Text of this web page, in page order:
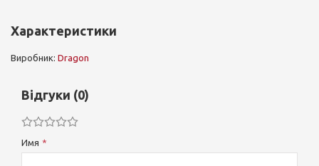
Характеристики
Виробник: Dragon
Відгуки (0)
Имя